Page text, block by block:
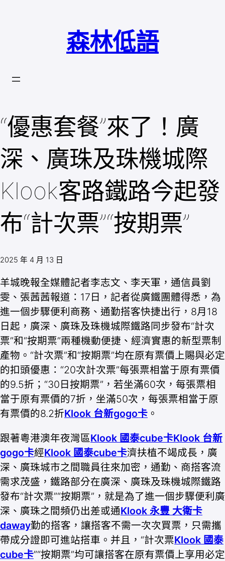
森林低語
“優惠套餐”來了！廣
深、廣珠及珠機城際
Klook客路鐵路今起發
布“計次票”“按期票”
2025 年 4 月 13 日
羊城晚報全媒體記者李志文、李天軍，通信員劉
雯、張茜茜報道：17日，記者從廣鐵團體得悉，為
進一個步驟便利商務、通勤搭客快捷出行，8月18
日起，廣深、廣珠及珠機城際鐵路同步發布“計次
票”和“按期票”兩種機動便捷、經濟實惠的新型票制
產物。“計次票”和“按期票”均在原有票價上賜與必定
的扣頭優惠：“20次計次票”每張票相當于原有票價
的9.5折；“30日按期票”，若坐滿60次，每張票相
當于原有票價的7折，坐滿50次，每張票相當于原
有票價的8.2折Klook 台新gogo卡 。
跟著粵港澳年夜灣區Klook 國泰cube卡Klook 台新
gogo卡經Klook 國泰cube卡濟扶植不竭成長，廣
深、廣珠城市之間職員往來加密，通勤、商搭客流
需求茂盛，鐵路部分在廣深、廣珠及珠機城際鐵路
發布“計次票”“按期票”，就是為了進一個步驟便利廣
深、廣珠之間頻仍出差或通Klook 永豐 大衛卡
daway勤的搭客，讓搭客不需一次次買票，只需攜
帶成分證即可進站搭車。并且，“計次票Klook 國泰
cube卡”“按期票”均可讓搭客在原有票價上享用必定